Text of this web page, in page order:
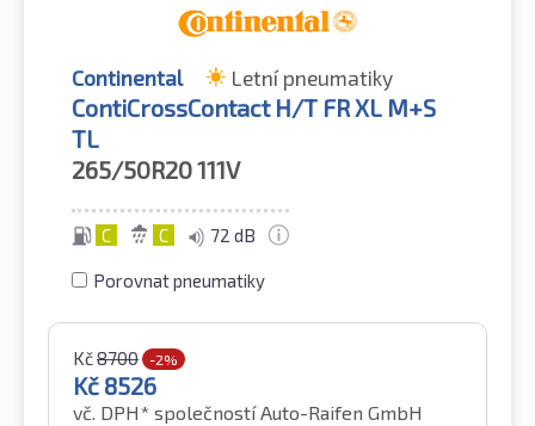
Continental Letní pneumatiky
ContiCrossContact H/T FR XL M+S
TL
265/50R20111V
C C 72 dB
Porovnat pneumatiky
Kč8700 -2%
Kč 8526
vč. DPH* společností Auto-Raifen GmbH